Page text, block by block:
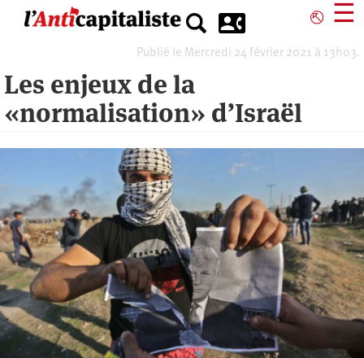
⎋ ☰
Publié le Mercredi 24 février 2021 à 13h03.
Les enjeux de la
«normalisation» d’Israël